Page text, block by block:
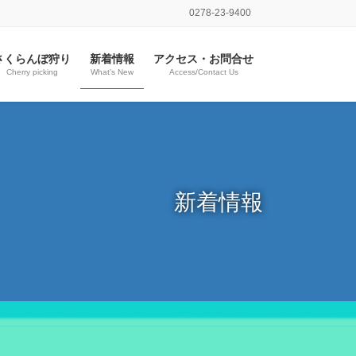
0278-23-9400
くらんぼ狩り
Cherry picking
新着情報
What’s New
アクセス・お問合せ
Access/Contact Us
新着情報